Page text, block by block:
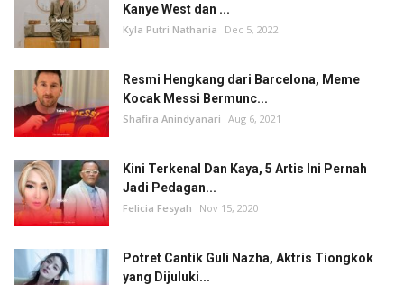
Kanye West dan ...
Kyla Putri Nathania Dec 5, 2022
Resmi Hengkang dari Barcelona, Meme
Kocak Messi Bermunc...
Shafira Anindyanari Aug 6, 2021
Kini Terkenal Dan Kaya, 5 Artis Ini Pernah
Jadi Pedagan...
Felicia Fesyah Nov 15, 2020
Potret Cantik Guli Nazha, Aktris Tiongkok
yang Dijuluki...